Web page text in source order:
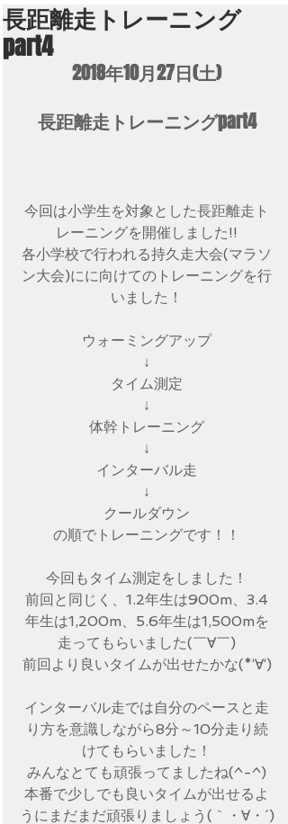
長距離走トレーニング
part4
2018年10月27日(土)
長距離走トレーニングpart4
今回は小学生を対象とした長距離走ト
レーニングを開催しました!!
各小学校で行われる持久走大会(マラソ
ン大会)にに向けてのトレーニングを行
いました！
ウォーミングアップ
↓
タイム測定
↓
体幹トレーニング
↓
インターバル走
↓
クールダウン
の順でトレーニングです！！
今回もタイム測定をしました！
前回と同じく、1.2年生は900m、3.4
年生は1,200m、5.6年生は1,500mを
走ってもらいました(￣∀￣)
前回より良いタイムが出せたかな(*‘∀‘)
インターバル走では自分のペースと走
り方を意識しながら8分～10分走り続
けてもらいました！
みんなとても頑張ってましたね(^-^)
本番で少しでも良いタイムが出せるよ
うにまだまだ頑張りましょう(｀・∀・´)